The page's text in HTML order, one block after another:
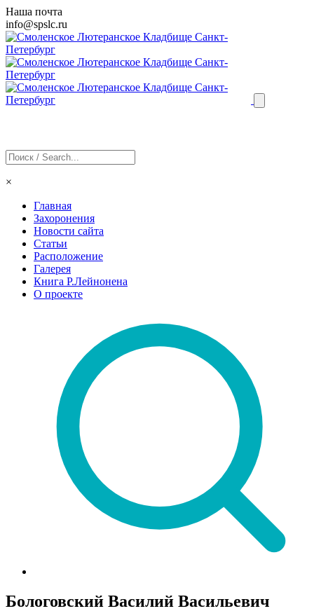
Наша почта
info@spslc.ru
×
Главная
Захоронения
Новости сайта
Статьи
Расположение
Галерея
Книга Р.Лейнонена
О проекте
Бологовский Василий Васильевич